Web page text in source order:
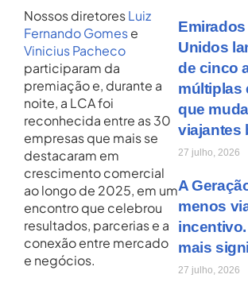
Nossos diretoresLuiz
Fernando Gomese
Vinicius Pacheco
participaram da
premiação e, durante a
noite, a LCA foi
reconhecida entre as 30
empresas que mais se
destacaram em
crescimento comercial
ao longo de 2025, em um
encontro que celebrou
resultados, parcerias e a
conexão entre mercado
e negócios.
Unidos
de cinco
múltiplas
que
viajantes
27 julho, 2026
A
menos
mais
27 julho, 2026